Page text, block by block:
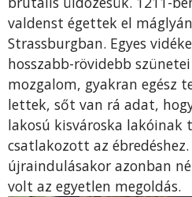
valdenst égettek el
Strassburgban. Egyes
hosszabb-rövidebb
mozgalom, gyakran egész
lettek, sőt van rá adat,
lakosú kisvároska lakóinak
csatlakozott az ébredéshez.
újraindulásakor azonban
volt az egyetlen megoldás.